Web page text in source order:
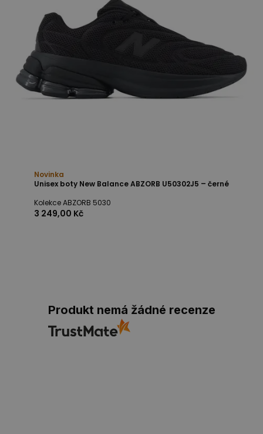
Novinka
Unisex boty New Balance ABZORB U50302J5 – černé
Kolekce ABZORB 5030
3 249,00 Kč
Produkt nemá žádné recenze